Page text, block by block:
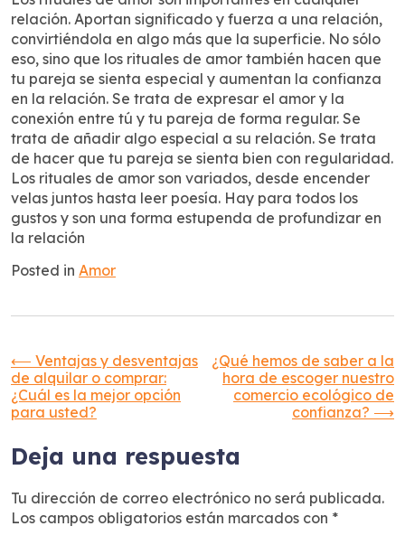
relación. Aportan significado y fuerza a una relación,
convirtiéndola en algo más que la superficie. No sólo
eso, sino que los rituales de amor también hacen que
tu pareja se sienta especial y aumentan la confianza
en la relación. Se trata de expresar el amor y la
conexión entre tú y tu pareja de forma regular. Se
trata de añadir algo especial a su relación. Se trata
de hacer que tu pareja se sienta bien con regularidad.
Los rituales de amor son variados, desde encender
velas juntos hasta leer poesía. Hay para todos los
gustos y son una forma estupenda de profundizar en
la relación
Posted in Amor
Navegación
de
entradas
⟵ Ventajas y desventajas
de alquilar o comprar:
¿Cuál es la mejor opción
para usted?
¿Qué hemos de saber a la
hora de escoger nuestro
comercio ecológico de
confianza? ⟶
Deja una respuesta
Tu dirección de correo electrónico no será publicada.
Los campos obligatorios están marcados con *